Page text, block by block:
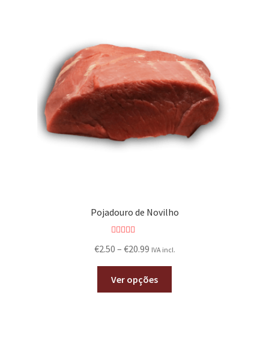
Pojadouro de Novilho
4.00de 5
€2.50 – €20.99 IVA incl.
Ver opções